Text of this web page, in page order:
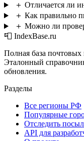
＋ Отличается ли
＋ Как правильно
＋ Можно ли
📮 IndexBase.ru
Полная база
Эталонный
обновления.
Разделы
Все регионы РФ
Популярные
Отследить
API для